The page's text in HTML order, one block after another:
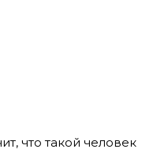
что такой человек